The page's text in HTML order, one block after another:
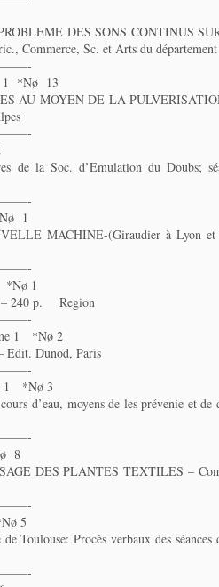
DES SONS CONTINUS
Commerce, Sc. et Arts du
1 *Nø 13
AU MOYEN DE LA
de la Soc. d’Emulation du Doubs;
1
MACHINE-(Giraudier à Lyon et
1
– 240 p. Region
1 *Nø 2
Edit. Dunod, Paris
1 *Nø 3
d’eau, moyens de les prévenie et
8
DES PLANTES TEXTILES –
5
Toulouse: Procès verbaux des séances